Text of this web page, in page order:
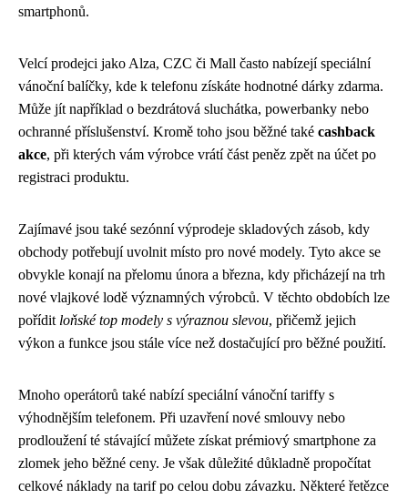
smartphonů.
Velcí prodejci jako Alza, CZC či Mall často nabízejí speciální
vánoční balíčky, kde k telefonu získáte hodnotné dárky zdarma.
Může jít například o bezdrátová sluchátka, powerbanky nebo
ochranné příslušenství. Kromě toho jsou běžné také cashback
akce, při kterých vám výrobce vrátí část peněz zpět na účet po
registraci produktu.
Zajímavé jsou také sezónní výprodeje skladových zásob, kdy
obchody potřebují uvolnit místo pro nové modely. Tyto akce se
obvykle konají na přelomu února a března, kdy přicházejí na trh
nové vlajkové lodě významných výrobců. V těchto obdobích lze
pořídit loňské top modely s výraznou slevou, přičemž jejich
výkon a funkce jsou stále více než dostačující pro běžné použití.
Mnoho operátorů také nabízí speciální vánoční tariffy s
výhodnějším telefonem. Při uzavření nové smlouvy nebo
prodloužení té stávající můžete získat prémiový smartphone za
zlomek jeho běžné ceny. Je však důležité důkladně propočítat
celkové náklady na tarif po celou dobu závazku. Některé řetězce